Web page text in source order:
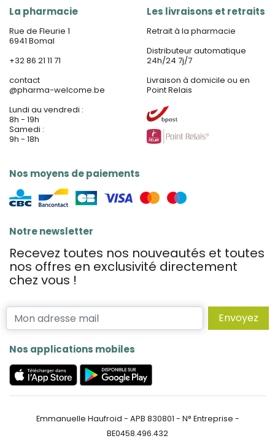
La pharmacie
Rue de Fleurie 1
6941 Bomal
+32 86 21 11 71
contact
@pharma-welcome.be
Lundi au vendredi :
8h - 19h
Samedi :
9h - 18h
Nos moyens de paiements
Les livraisons et retraits
Retrait à la pharmacie
Distributeur automatique
24h/24 7j/7
Livraison à domicile ou en
Point Relais
Notre newsletter
Recevez toutes nos nouveautés et toutes
nos offres en exclusivité directement
chez vous !
Envoyez
Nos applications mobiles
Emmanuelle Haufroid - APB 830801 - N° Entreprise -
BE0458.496.432